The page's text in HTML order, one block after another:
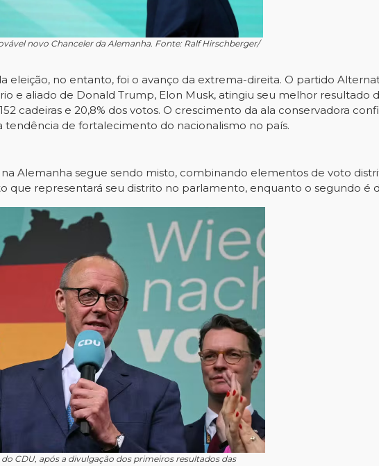
novo Chanceler da Alemanha. Fonte: Ralf Hirschberger/
eleição, no entanto, foi o avanço da extrema-direita. O partido
e aliado de Donald Trump, Elon Musk, atingiu seu melhor resultado
cadeiras e 20,8% dos votos. O crescimento da ala conservadora
tendência de fortalecimento do nacionalismo no país.
Alemanha segue sendo misto, combinando elementos de voto
que representará seu distrito no parlamento, enquanto o segundo é
CDU, após a divulgação dos primeiros resultados das